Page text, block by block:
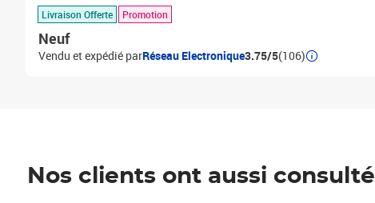
Livraison Offerte Promotion
Neuf
Vendu et expédié parRéseau Electronique3.75/5(106)
Nos clients ont aussi consulté